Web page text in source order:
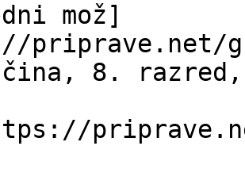
mož]
priprave.net/
8. razred,